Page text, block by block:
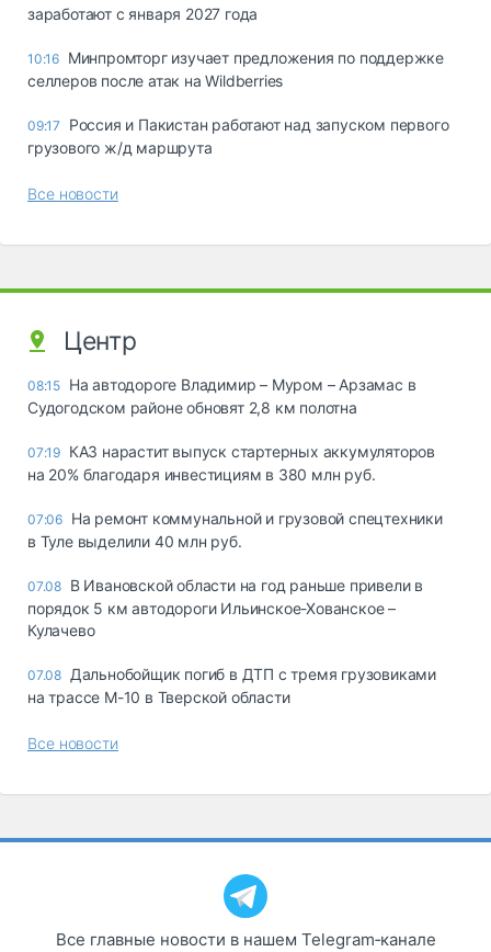
заработают с января 2027 года
10:16 Минпромторг изучает предложения по поддержке
селлеров после атак на Wildberries
09:17
Россия и Пакистан работают над запуском первого
грузового ж/д маршрута
Все новости
Центр
08:15 На автодороге Владимир – Муром – Арзамас в
Судогодском районе обновят 2,8 км полотна
07:19 КАЗ нарастит выпуск стартерных аккумуляторов
на 20% благодаря инвестициям в 380 млн руб.
07:06 На ремонт коммунальной и грузовой спецтехники
в Туле выделили 40 млн руб.
07.08 В Ивановской области на год раньше привели в
порядок 5 км автодороги Ильинское-Хованское –
Кулачево
07.08 Дальнобойщик погиб в ДТП с тремя грузовиками
на трассе М-10 в Тверской области
Все новости
Все главные новости в нашем Telegram‑канале